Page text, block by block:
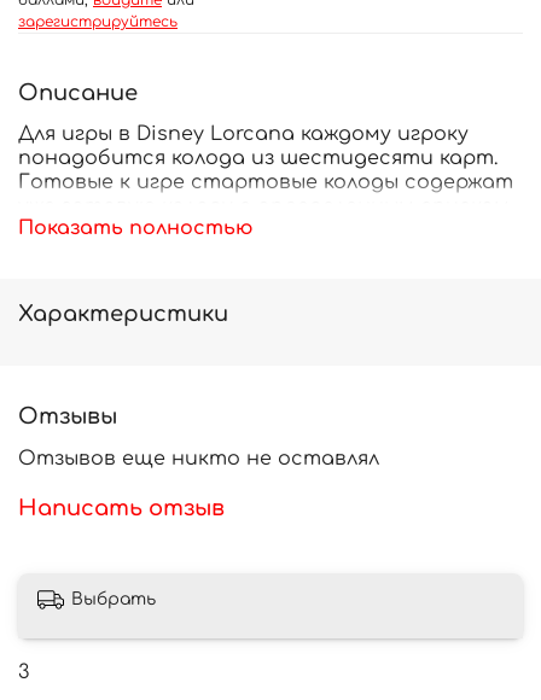
зарегистрируйтесь
Описание
Для игры в Disney Lorcana каждому игроку
понадобится колода из шестидесяти карт.
Готовые к игре стартовые колоды содержат
карт.
хотите познакомиться с игрой с помощью
колоды,разработанной и протестированной
В каждом стартовом наборе есть 1 бустер
пак!
Показать полностью
Характеристики
Отзывы
Отзывов еще никто не оставлял
Написать отзыв
Выбрать
3